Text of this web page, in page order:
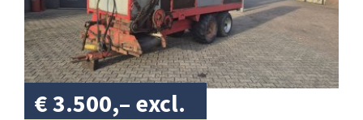
€3.500,– excl.